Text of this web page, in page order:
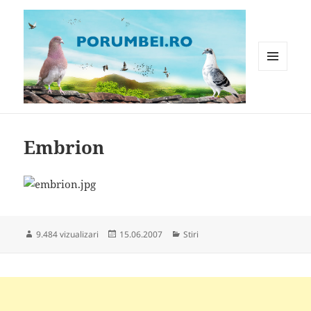
Embrion
9.484 vizualizari
Publicat
15.06.2007 Categorii
Stiri